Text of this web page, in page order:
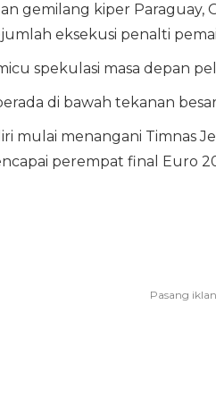
gemilang kiper Paraguay,
eksekusi penalti
spekulasi masa depan
di bawah tekanan
mulai menangani Timnas
perempat final Euro